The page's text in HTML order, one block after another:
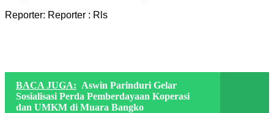
Reporter: Reporter : Rls
BACA JUGA: Aswin Parinduri Gelar
Sosialisasi Perda Pemberdayaan Koperasi
dan UMKM di Muara Bangko